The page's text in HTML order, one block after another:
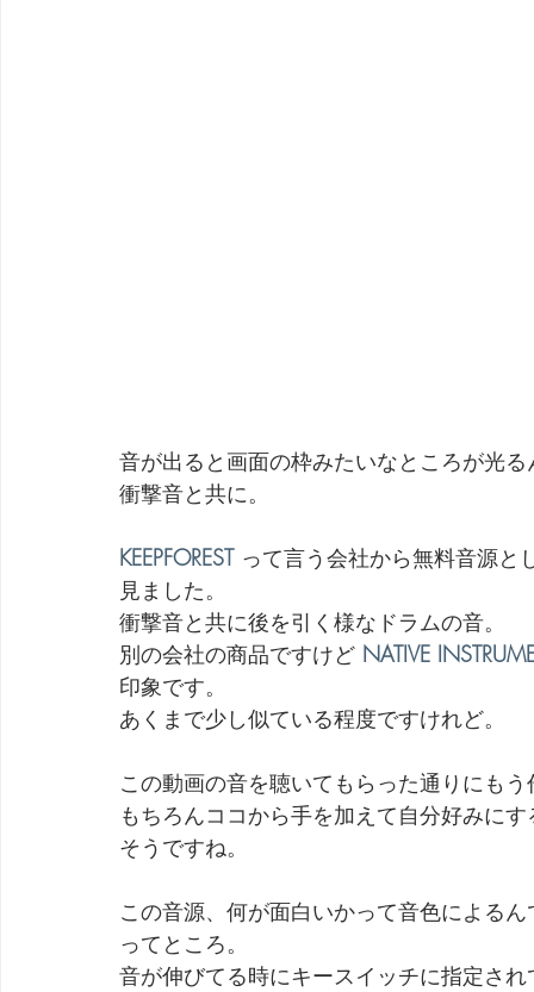
音が出ると画面の枠みたいなところが光る
衝撃音と共に。
KEEPFOREST って言う会社から無料音源と
見ました。
衝撃音と共に後を引く様なドラムの音。
別の会社の商品ですけど NATIVE
印象です。
あくまで少し似ている程度ですけれど。
この動画の音を聴いてもらった通りにも
もちろんココから手を加えて自分好みに
そうですね。
この音源、何が面白いかって音色による
ってところ。
音が伸びてる時にキースイッチに指定さ